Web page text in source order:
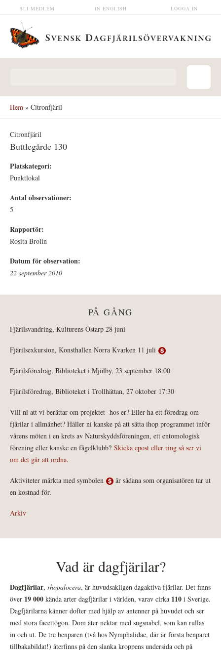
Hoppa till huvudinnehåll LOGGA IN
IN ENGLISH
BLI MEDLEM
Hem » Citronfjäril
Citronfjäril
Buttlegårde 130
Platskategori:
Punktlokal
Antal observationer:
5
Rapportör:
Rosita Brolin
Datum för observation:
22 september 2010
PÅ GÅNG
Fjärilsvandring, Kulturens Östarp 28 juni
Fjärilsexkursion, Konsthallen Norra Kvarken 11 juli
Fjärilsföredrag, Biblioteket i Mjölby, 23 september 18:00
Fjärilsföredrag, Biblioteket i Trollhättan, 27 oktober 17:30
Vill ni att vi berättar om projektet hos er? Eller ha ett föredrag om
fjärilar i allmänhet? Håller ni kanske på att sätta ihop programmet inför
vårens möten i en krets av Naturskyddsföreningen, ett entomologisk
förening eller kanske en fågelklubb? Skicka epost eller ring så ser vi
om det går att ordna.
Aktiviteter märkta med symbolen
är sådana som organisatören tar ut
en kostnad för.
Arkiv
Vad är dagfjärilar?
Dagfjärilar, rhopalocera, är huvudsakligen dagaktiva fjärilar. Det finns
över 19 000 kända arter dagfjärilar i världen, varav cirka 110 i Sverige.
Dagfjärilarna känner dofter med hjälp av antenner på huvudet och ser
med stora facettögon. Dom äter nektar med sugsnabel, som kan rullas
in och ut. De tre benparen (två hos Nymphalidae, där är första benparet
tillbakabildat!) återfinns på den slanka kroppens undersida och på